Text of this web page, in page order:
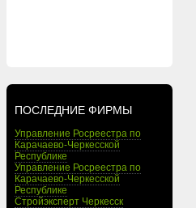
ПОСЛЕДНИЕ ФИРМЫ
Управление Росреестра по
Карачаево-Черкесской
Республике
Управление Росреестра по
Карачаево-Черкесской
Республике
Стройэксперт Черкесск